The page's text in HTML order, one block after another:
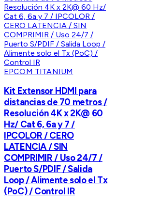
EPCOM TITANIUM
Kit Extensor HDMI para
distancias de 70 metros /
Resolución 4K x 2K@ 60
Hz/ Cat 6, 6a y 7 /
IPCOLOR / CERO
LATENCIA / SIN
COMPRIMIR / Uso 24/7 /
Puerto S/PDIF / Salida
Loop / Alimente solo el Tx
(PoC) / Control IR